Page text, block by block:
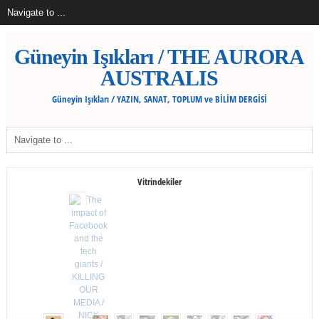
Güneyin Işıkları / THE AURORA
AUSTRALIS
Güneyin Işıkları / YAZIN, SANAT, TOPLUM ve BİLİM DERGİSİ
Vitrindekiler